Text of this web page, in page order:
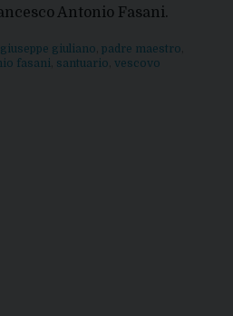
Antonio Fasani.
giuseppe giuliano padre maestro
fasani santuario vescovo